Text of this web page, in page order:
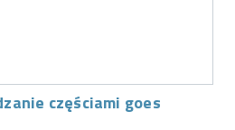
częściami goes